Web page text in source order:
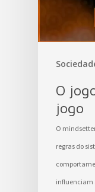
O
jogo
O
regras do
influenciam